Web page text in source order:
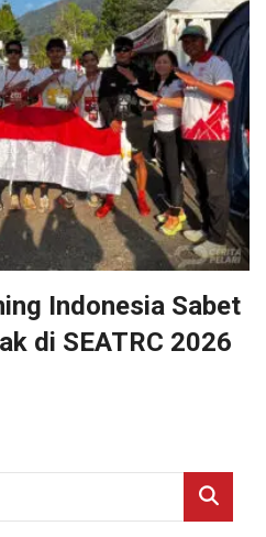
Indonesia Sabet
di SEATRC 2026